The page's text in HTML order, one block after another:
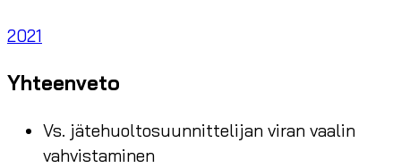
2021
Yhteenveto
Vs. jätehuoltosuunnittelijan viran vaalin
vahvistaminen